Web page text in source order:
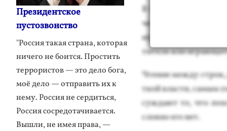
В Рос­сии из средств
чезли но­вос­ти. То
иг­ры с дра­коном,
тите­ля или
Чте­ние меж­ду строк,
ткой влас­ти, са­мым
сужда­ют то, что
слов­но его нет.
Президентское
пустозвонство
"Россия такая страна, которая
ничего не боится. Простить
террористов — это дело бога,
моё дело — отправить их к
нему. Россия не сердиться,
Россия сосредотачивается.
Вышли, не имея права, —